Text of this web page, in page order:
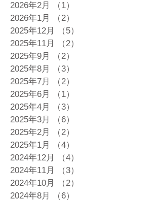
2026年2月
（1）
2026年1月
（2）
2025年12月
（5）
2025年11月
（2）
2025年9月
（2）
2025年8月
（3）
2025年7月
（2）
2025年6月
（1）
2025年4月
（3）
2025年3月
（6）
2025年2月
（2）
2025年1月
（4）
2024年12月
（4）
2024年11月
（3）
2024年10月
（2）
2024年8月
（6）